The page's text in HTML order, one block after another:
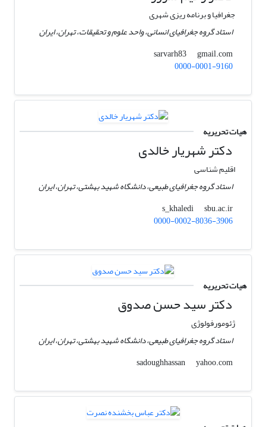
جغرافیا و برنامه ریزی شهری
استاد گروه جغرافیای انسانی، واحد علوم و تحقیقات، تهران، ایران
sarvarh83
gmail.com
0000-0001-9160
هیات تحریریه
دکتر شهریار خالدی
اقلیم شناسی
استاد گروه جغرافیای طبیعی، دانشگاه شهید بهشتی، تهران، ایران
s_khaledi
sbu.ac.ir
0000-0002-8036-3906
هیات تحریریه
دکتر سید حسن صدوق
ژئومورفولوژی
استاد گروه جغرافیای طبیعی، دانشگاه شهید بهشتی، تهران، ایران
sadoughhassan
yahoo.com